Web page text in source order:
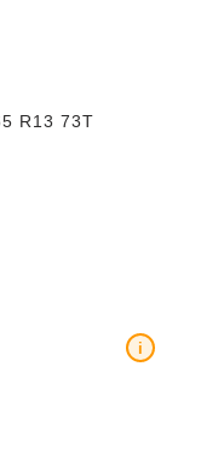
R13 73T
i